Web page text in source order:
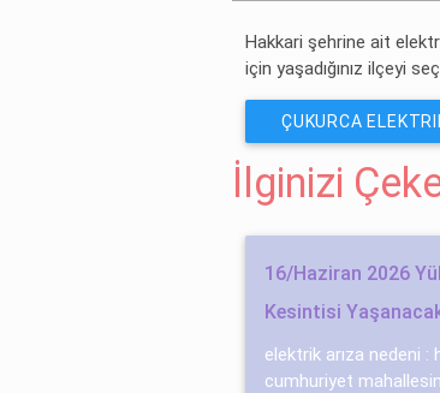
Hakkari şehrine ait
için yaşadığınız ilçeyi
ÇUKURCA
İlginizi
16/Haziran 2026
Kesintisi
elektrik arıza nedeni :
cumhuriyet